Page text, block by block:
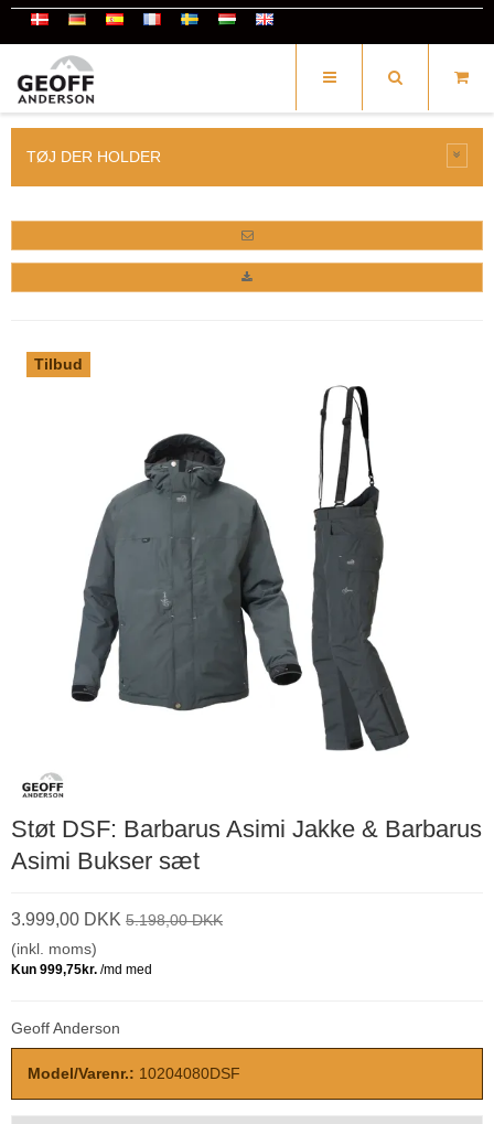
TØJ DER HOLDER
Tilbud
Støt DSF: Barbarus Asimi Jakke & Barbarus
Asimi Bukser sæt
3.999,00 DKK 5.198,00 DKK
(inkl. moms)
Geoff Anderson
Model/Varenr.: 10204080DSF